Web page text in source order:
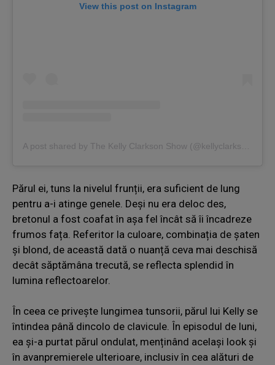
View this post on Instagram
Părul ei, tuns la nivelul frunții, era suficient de lung
pentru a-i atinge genele. Deși nu era deloc des,
bretonul a fost coafat în așa fel încât să îi încadreze
frumos fața. Referitor la culoare, combinația de șaten
și blond, de această dată o nuanță ceva mai deschisă
decât săptămâna trecută, se reflecta splendid în
lumina reflectoarelor.
În ceea ce privește lungimea tunsorii, părul lui Kelly se
întindea până dincolo de clavicule. În episodul de luni,
ea și-a purtat părul ondulat, menținând același look și
în avanpremierele ulterioare, inclusiv în cea alături de